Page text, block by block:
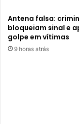
Antena falsa:
bloqueiam sinal e
golpe em vítimas
9 horas atrás